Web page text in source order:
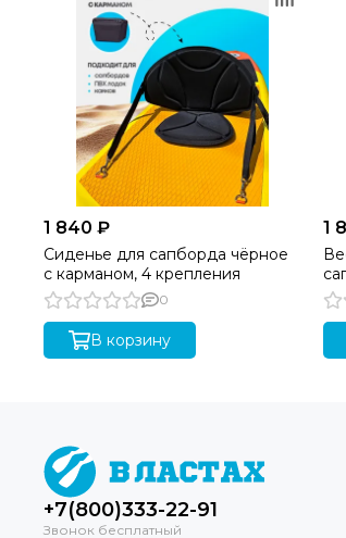
Flowin Breeze 335— это долговечная
Гарантия качества:1 год на
Пожалуйста, обратите внимание,
региона доставки.
1 840 ₽
Сиденье для сапборда чёрное
с карманом, 4 крепления
0
В корзину
1
+7(800)333-22-91